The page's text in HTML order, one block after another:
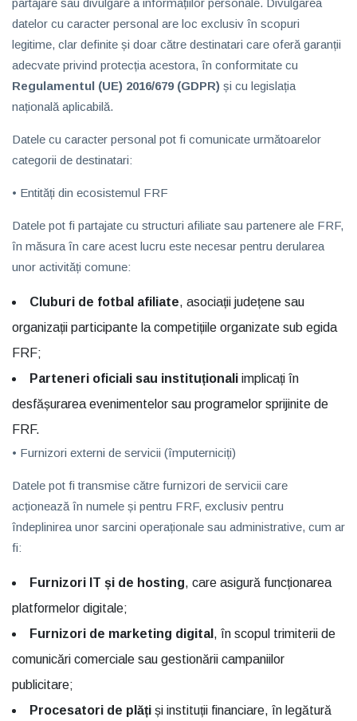
partajare sau divulgare a informațiilor personale. Divulgarea
datelor cu caracter personal are loc exclusiv în scopuri
legitime, clar definite și doar către destinatari care oferă garanții
adecvate privind protecția acestora, în conformitate cu
Regulamentul (UE) 2016/679 (GDPR) și cu legislația
națională aplicabilă.
Datele cu caracter personal pot fi comunicate următoarelor
categorii de destinatari:
• Entități din ecosistemul FRF
Datele pot fi partajate cu structuri afiliate sau partenere ale FRF,
în măsura în care acest lucru este necesar pentru derularea
unor activități comune:
Cluburi de fotbal afiliate, asociații județene sau
organizații participante la competițiile organizate sub egida
FRF;
Parteneri oficiali sau instituționali implicați în
desfășurarea evenimentelor sau programelor sprijinite de
FRF.
• Furnizori externi de servicii (împuterniciți)
Datele pot fi transmise către furnizori de servicii care
acționează în numele și pentru FRF, exclusiv pentru
îndeplinirea unor sarcini operaționale sau administrative, cum ar
fi:
Furnizori IT și de hosting, care asigură funcționarea
platformelor digitale;
Furnizori de marketing digital , în scopul trimiterii de
comunicări comerciale sau gestionării campaniilor
publicitare;
Procesatori de plăți și instituții financiare, în legătură